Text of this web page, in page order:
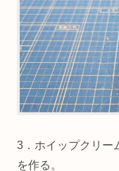
3．ホイップクリー
を作る。